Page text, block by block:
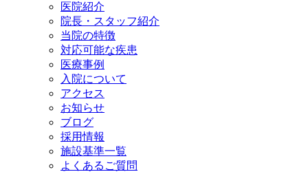
医院紹介
院長・スタッフ紹介
当院の特徴
対応可能な疾患
医療事例
入院について
アクセス
お知らせ
ブログ
採用情報
施設基準一覧
よくあるご質問